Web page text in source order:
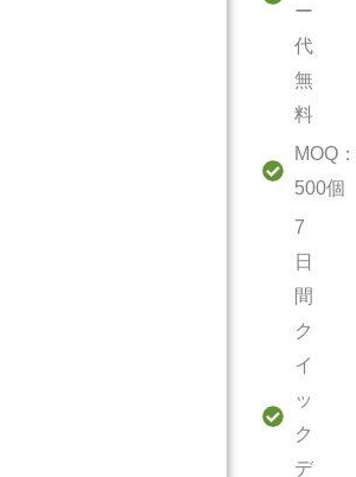
ー
代
無
料
MOQ
500個
7
日
間
ク
イ
ッ
ク
デ